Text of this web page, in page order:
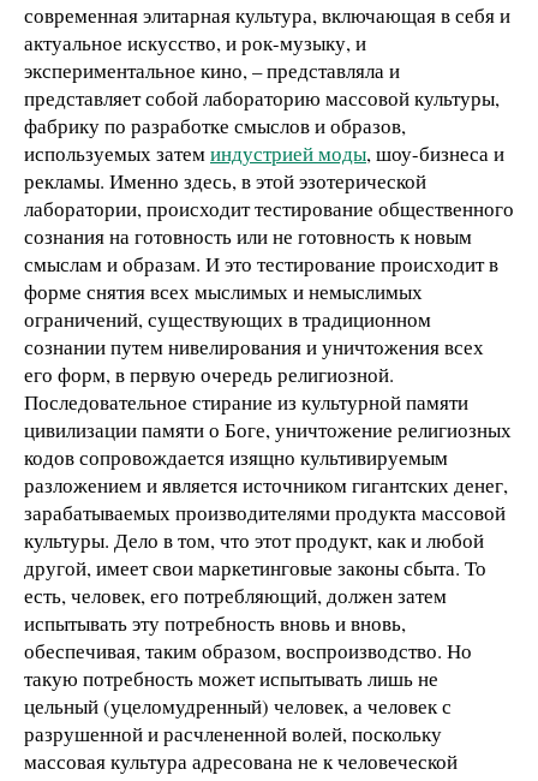
современная элитарная культура, включающая в себя и
актуальное искусство, и рок-музыку, и
экспериментальное кино, – представляла и
представляет собой лабораторию массовой культуры,
фабрику по разработке смыслов и образов,
используемых затеминдустрией моды, шоу-бизнеса и
рекламы. Именно здесь, в этой эзотерической
лаборатории, происходит тестирование общественного
сознания на готовность или не готовность к новым
смыслам и образам. И это тестирование происходит в
форме снятия всех мыслимых и немыслимых
ограничений, существующих в традиционном
сознании путем нивелирования и уничтожения всех
его форм, в первую очередь религиозной.
Последовательное стирание из культурной памяти
цивилизации памяти о Боге, уничтожение религиозных
кодов сопровождается изящно культивируемым
разложением и является источником гигантских денег,
зарабатываемых производителями продукта массовой
культуры. Дело в том, что этот продукт, как и любой
другой, имеет свои маркетинговые законы сбыта. То
есть, человек, его потребляющий, должен затем
испытывать эту потребность вновь и вновь,
обеспечивая, таким образом, воспроизводство. Но
такую потребность может испытывать лишь не
цельный (уцеломудренный) человек, а человек с
разрушенной и расчлененной волей, поскольку
массовая культура адресована не к человеческой